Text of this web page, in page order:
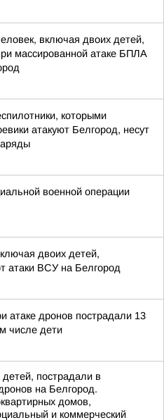
включая двоих детей,
массированной атаке БПЛА
которыми
атакуют Белгород, несут
военной операции
двоих детей,
атаки ВСУ на Белгород
атаке дронов пострадали 13
числе дети
пострадали в
на Белгород.
домов,
и коммерческий